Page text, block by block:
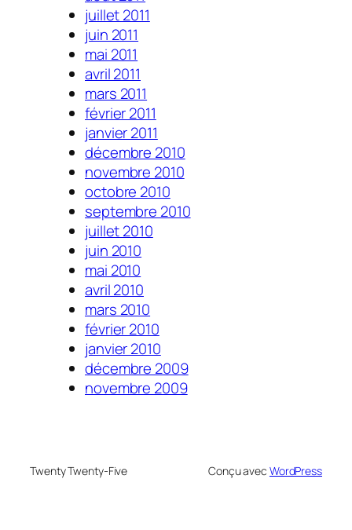
juillet 2011
juin 2011
mai 2011
avril 2011
mars 2011
février 2011
janvier 2011
décembre 2010
novembre 2010
octobre 2010
septembre 2010
juillet 2010
juin 2010
mai 2010
avril 2010
mars 2010
février 2010
janvier 2010
décembre 2009
novembre 2009
Twenty Twenty-Five Conçu avec WordPress